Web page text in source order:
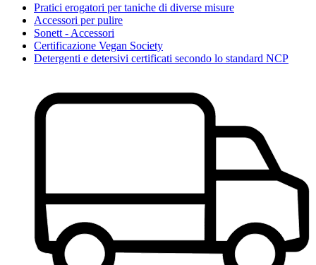
Pratici erogatori per taniche di diverse misure
Accessori per pulire
Sonett - Accessori
Certificazione Vegan Society
Detergenti e detersivi certificati secondo lo standard NCP